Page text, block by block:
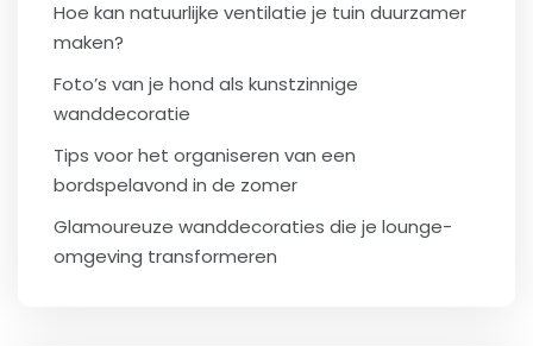
Hoe kan natuurlijke ventilatie je tuin duurzamer
maken?
Foto’s van je hond als kunstzinnige
wanddecoratie
Tips voor het organiseren van een
bordspelavond in de zomer
Glamoureuze wanddecoraties die je lounge-
omgeving transformeren